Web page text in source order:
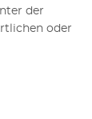
der
oder